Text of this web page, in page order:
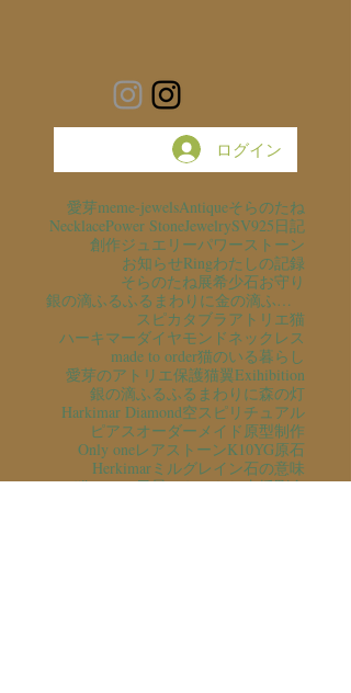
ログイン
愛芽meme-jewelsAntiqueそらのたね
NecklacePower StoneJewelrySV925日記
創作ジュエリーパワーストーン
お知らせRingわたしの記録
そらのたね展希少石お守り
銀の滴ふるふるまわりに金の滴ふるふるまわりに
スピカタブラ アトリエ猫
ハーキマーダイヤモンドネックレス
made to order猫のいる暮らし
愛芽のアトリエ保護猫翼Exihibition
銀の滴ふるふるまわりに森の灯
Harkimar Diamond空スピリチュアル
ピアス オーダーメイド 原型制作
Only oneレアストーンK10YG原石
Herkimarミルグレイン石の意味
猫のいる風景そらのたね支援彫金